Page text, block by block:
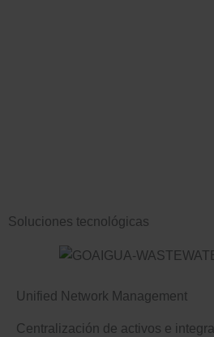
Soluciones tecnológicas
Unified Network Management
Centralización de activos e